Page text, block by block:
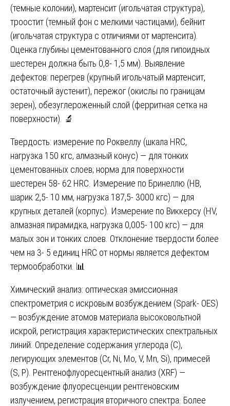
(темные колонии), мартенсит (игольчатая структура),
троостит (темный фон с мелкими частицами), бейнит
(игольчатая структура с отличиями от мартенсита).
Оценка глубины цементованного слоя (для гипоидных
шестерен должна быть 0,8- 1,5 мм). Выявление
дефектов: перегрев (крупный игольчатый мартенсит,
остаточный аустенит), пережог (окислы по границам
зерен), обезуглероженный слой (ферритная сетка на
поверхности). 🔬
Твердость: измерение по Роквеллу (шкала HRC,
нагрузка 150 кгс, алмазный конус) — для тонких
цементованных слоев; норма для поверхности
шестерен 58- 62 HRC. Измерение по Бринеллю (HB,
шарик 2,5- 10 мм, нагрузка 187,5- 3000 кгс) — для
крупных деталей (корпус). Измерение по Виккерсу (HV,
алмазная пирамидка, нагрузка 0,005- 100 кгс) — для
малых зон и тонких слоев. Отклонение твердости более
чем на 3- 5 единиц HRC от нормы является дефектом
термообработки. 📊
Химический анализ: оптическая эмиссионная
спектрометрия с искровым возбуждением (Spark- OES)
— возбуждение атомов материала высоковольтной
искрой, регистрация характеристических спектральных
линий. Определение содержания углерода (C),
легирующих элементов (Cr, Ni, Mo, V, Mn, Si), примесей
(S, P). Рентгенофлуоресцентный анализ (XRF) —
возбуждение флуоресценции рентгеновским
излучением, регистрация вторичного спектра. Более